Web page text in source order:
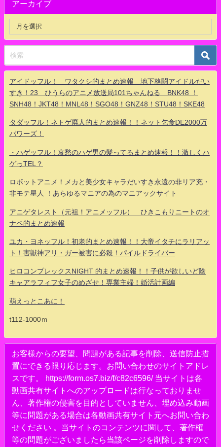
アーカイブ
アイドッフル！ ワタクシ的まとめ速報 地下格闘アイドルだい
すき！23 ひうらのアニメ放送局101ちゃんねる BNK48 ！
SNH48！JKT48！MNL48！SGO48！GNZ48！STU48！SKE48
タダッフル！ネトゲ廃人的まとめ速報！！ネット乞食DE2000万
パワーズ！
・ハゲッフル！哀愁のハゲ男の髪ってるまとめ速報！！激しくハ
ゲっTEL？
ロボットアニメ！メカと美少女キャラだいすき永遠の非リア充・
非モテ星人 ！あらゆるマニアの為のマニアックサイト
アニゲタレスト（元祖！アニメッフル） ひきこもりニートのオ
ナベ的まとめ速報
ユカ・ヨネッフル！初老的まとめ速報！！大帝イタチにラリアッ
ト！害獣神アリ・ガー被害に必殺！パイルドライバー
ヒロコンプレックスNIGHT 的まとめ速報！！子供が欲しいど陰
キャアラフィフ女子のめざせ！専業主婦！婚活計画編
萌えっとこあに！
t112-1000ｍ
お客様からの要望、問題がある記事を削除、送信防止措
置にできる限り応じます。お問い合わせのサイトアドレ
スです。 https://form.os7.biz/f/c82c6596/ 当サイトは各
動画共有サイトへのアップロードは行なっておりませ
ん、著作権の侵害を目的としていません、埋め込み動画
等に問題がある場合は各動画共有サイト元へお問い合わ
せください 。当サイトのコンテンツに関して、著作権
等の問題がございましたら当該ページを削除しますので